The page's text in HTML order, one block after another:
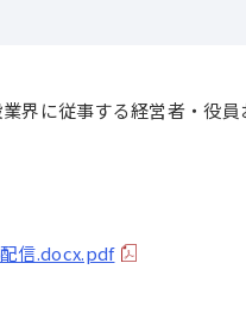
界に従事する経営者・役
配信.docx.pdf